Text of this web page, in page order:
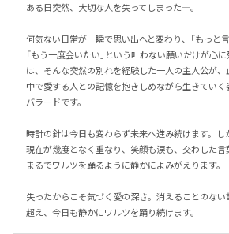
ある日突然、大切な人を失ってしまった―。
何気ない日常が一瞬で思い出へと変わり、「もっと
「もう一度会いたい」という叶わない願いだけが心に
は、そんな突然の別れを経験した一人の主人公が
中で愛する人との記憶を抱きしめながら生きてい
バラードです。
時計の針は今日も変わらず未来へ進み続けます。し
現在が幾度となく重なり、笑顔も涙も、交わした言
まるでワルツを踊るように静かによみがえります。
失ったからこそ気づく愛の深さ。消えることのな
超え、今日も静かにワルツを踊り続けます。